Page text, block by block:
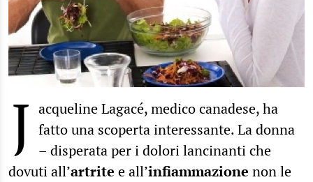
J acqueline Lagacé, medico canadese, ha
fatto una scoperta interessante. La donna
– disperata per i dolori lancinanti che
dovuti all’artrite e all’infiammazione non le